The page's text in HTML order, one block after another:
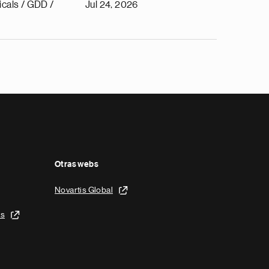
/ GDD / Jul 24, 2026
Otras webs
Novartis Global